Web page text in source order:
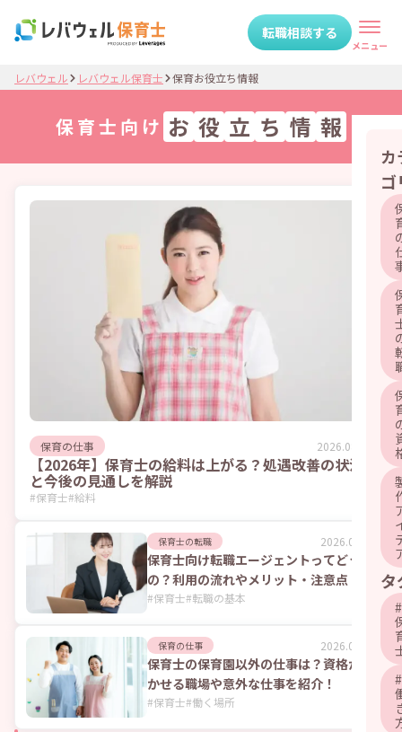
転職相談する
メニュー
カ
ゴ
タ
#
#
レバウェル レバウェル保育士 保育お役立ち情報
保育士向け お 役 立 ち 情 報
保育の仕事 2026.08.06
【2026年】保育士の給料は上がる？処遇改善の状況
と今後の見通しを解説
#保育士#給料
保育士の転職 2026.08.06
保育士向け転職エージェントってどうな
の？利用の流れやメリット・注意点
#保育士#転職の基本
保育の仕事 2026.07.24
保育士の保育園以外の仕事は？資格が活
かせる職場や意外な仕事を紹介！
#保育士#働く場所